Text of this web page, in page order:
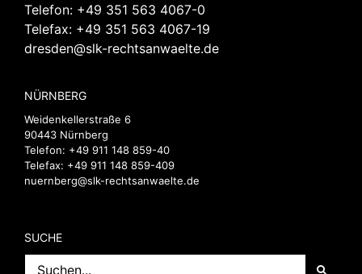
Telefon: +49 351 563 4067-0
Telefax: +49 351 563 4067-19
dresden@slk-rechtsanwaelte.de
NÜRNBERG
Weidenkellerstraße 6
90443 Nürnberg
Telefon: +49 911 148 859-40
Telefax: +49 911 148 859-409
nuernberg@slk-rechtsanwaelte.de
SUCHE